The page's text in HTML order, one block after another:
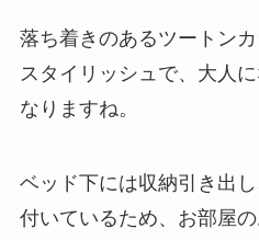
落ち着きのあるツートン
スタイリッシュで、大人
なりますね。
ベッド下には収納引き出
付いているため、お部屋